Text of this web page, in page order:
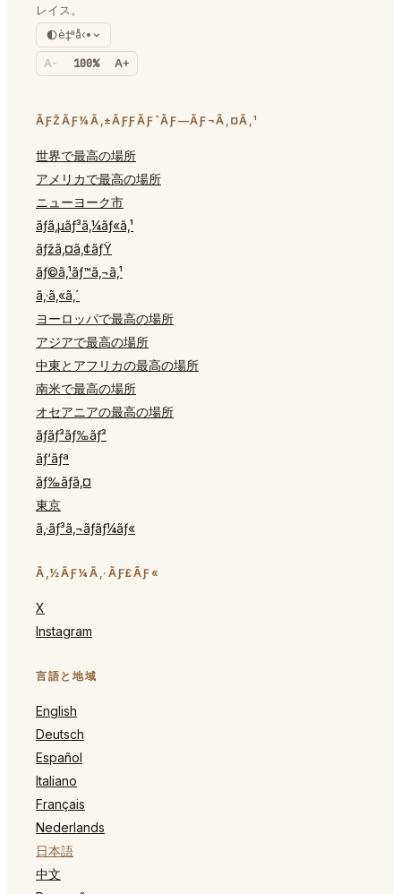
レイス。
è‡ªå‹•
A- 100% A+
ÃƑŽÃƑ¼Ã‚±ÃƑƑÃƑˆÃƑ—ÃƑ¬Ã‚¤Ã‚¹
世界で最高の場所
アメリカで最高の場所
ニューヨーク市
ãƒ­ã‚µãƒ³ã‚¼ãƒ«ã‚¹
ãƒžã‚¤ã‚¢ãƒŸ
ãƒ©ã‚¹ãƒ™ã‚¬ã‚¹
ã‚·ã‚«ã‚´
ヨーロッパで最高の場所
アジアで最高の場所
中東とアフリカの最高の場所
南米で最高の場所
オセアニアの最高の場所
ãƒ­ãƒ³ãƒ‰ãƒ³
ãƒ‘ãƒª
ãƒ‰ãƒã‚¤
東京
ã‚·ãƒ³ã‚¬ãƒãƒ¼ãƒ«
Ã‚½ÃƑ¼Ã‚·ÃƑ£ÃƑ«
X
Instagram
言語と地域
English
Deutsch
Español
Italiano
Français
Nederlands
日本語
中文